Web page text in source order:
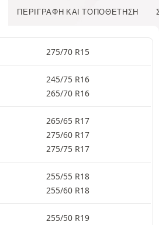
ΠΕΡΙΓΡΑΦΉ ΚΑΙ ΤΟΠΟΘΈΤΗΣΗ
275/70 R15
245/75 R16
265/70 R16
265/65 R17
275/60 R17
275/75 R17
255/55 R18
255/60 R18
255/50 R19